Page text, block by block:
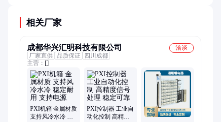
相关厂家
成都华兴汇明科技有限公司
洽谈
厂家直供 品质保证
四川成都
主营： []
PXI机箱 金属材质
支持风冷水冷 稳
PXI控制器 工业自
动化控制 高精度